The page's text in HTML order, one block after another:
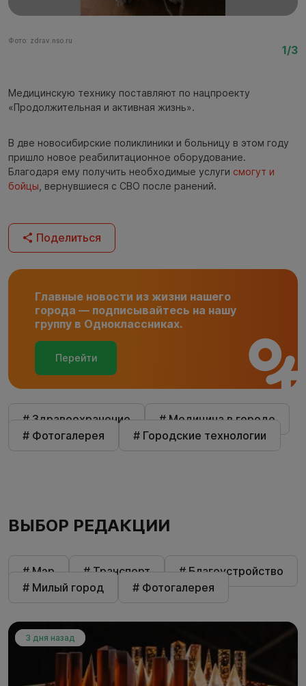
Фото: zdrav.nso.ru
1/3
Медицинскую технику поставляют по нацпроекту
«Продолжительная и активная жизнь».
В две новосибирские поликлиники и больницу в этом году
пришло новое реабилитационное оборудование.
Благодаря ему получить необходимые услуги смогут и
бойцы, вернувшиеся с СВО после ранений.
Поделиться
Главные новости из жизни нашего
города — подписывайтесь на нашу
группу в Одноклассниках.
Перейти
# Здравоохранение
# Медицина в городе
# Фотогалерея
# Городские технологии
ВЫБОР РЕДАКЦИИ
# Мэр # Транспорт
# Благоустройство
# Милый город
# Фотогалерея
3 дня назад